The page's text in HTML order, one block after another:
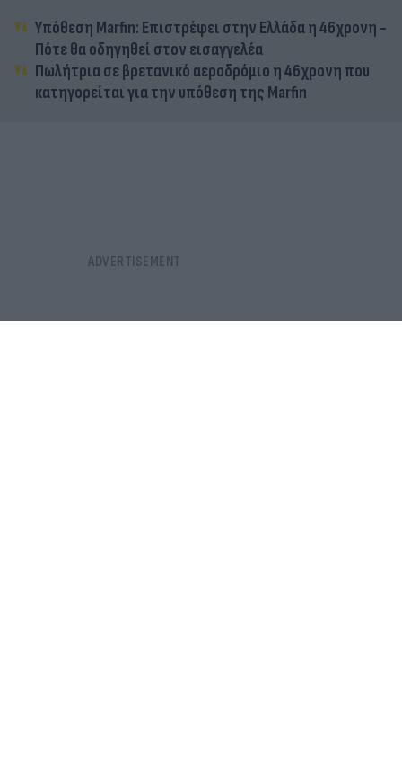
Υπόθεση Marfin: Επιστρέφει στην Ελλάδα η 46χρονη -
Πότε θα οδηγηθεί στον εισαγγελέα
Πωλήτρια σε βρετανικό αεροδρόμιο η 46χρονη που
κατηγορείται για την υπόθεση της Marfin